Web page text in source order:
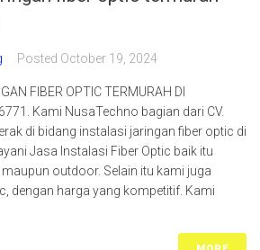
Posted October 19, 2024
FIBER OPTIC TERMURAH DI
Kami NusaTechno bagian dari CV.
di bidang instalasi jaringan fiber optic di
Jasa Instalasi Fiber Optic baik itu
outdoor. Selain itu kami juga
dengan harga yang kompetitif. Kami